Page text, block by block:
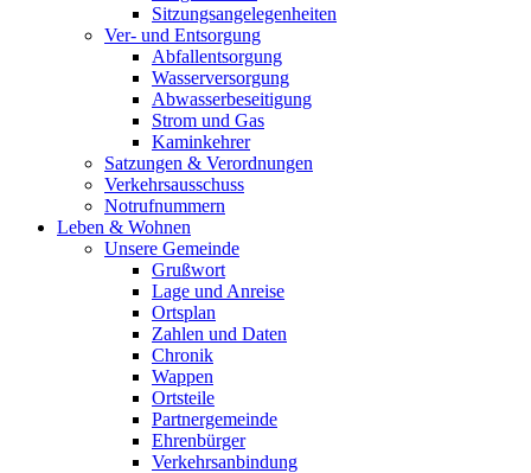
Sitzungsangelegenheiten
Ver- und Entsorgung
Abfallentsorgung
Wasserversorgung
Abwasserbeseitigung
Strom und Gas
Kaminkehrer
Satzungen & Verordnungen
Verkehrsausschuss
Notrufnummern
Leben & Wohnen
Unsere Gemeinde
Grußwort
Lage und Anreise
Ortsplan
Zahlen und Daten
Chronik
Wappen
Ortsteile
Partnergemeinde
Ehrenbürger
Verkehrsanbindung